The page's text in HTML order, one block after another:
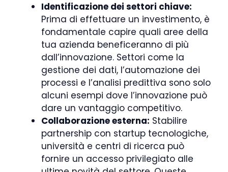
Identificazione dei settori chiave:
Prima di effettuare un investimento, è
fondamentale capire quali aree della
tua azienda beneficeranno di più
dall’innovazione. Settori come la
gestione dei dati, l’automazione dei
processi e l’analisi predittiva sono solo
alcuni esempi dove l’innovazione può
dare un vantaggio competitivo.
Collaborazione esterna: Stabilire
partnership con startup tecnologiche,
università e centri di ricerca può
fornire un accesso privilegiato alle